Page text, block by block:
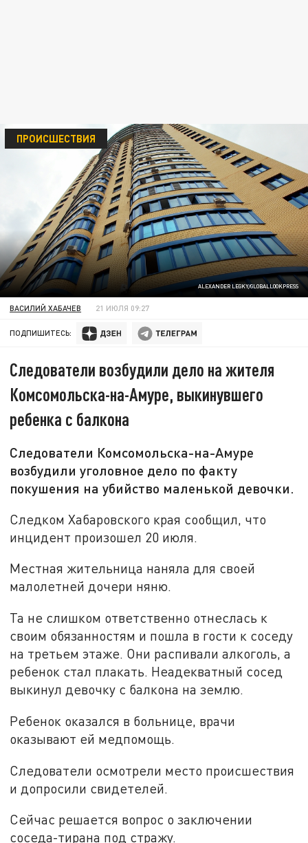
ALEXANDER LEGKY/GLOBALLOOKPRESS
ПРОИСШЕСТВИЯ
ВАСИЛИЙ ХАБАЧЕВ 21 ИЮЛЯ 09:27
ПОДПИШИТЕСЬ:
Следователи возбудили дело на жителя
Комсомольска-на-Амуре, выкинувшего
ребенка с балкона
Следователи Комсомольска-на-Амуре
возбудили уголовное дело по факту
покушения на убийство маленькой девочки.
Следком Хабаровского края сообщил, что
инцидент произошел 20 июля.
Местная жительница наняла для своей
малолетней дочери няню.
Та не слишком ответственно отнеслась к
своим обязанностям и пошла в гости к соседу
на третьем этаже. Они распивали алкоголь, а
ребенок стал плакать. Неадекватный сосед
выкинул девочку с балкона на землю.
Ребенок оказался в больнице, врачи
оказывают ей медпомощь.
Следователи осмотрели место происшествия
и допросили свидетелей.
Сейчас решается вопрос о заключении
соседа-тирана под стражу.